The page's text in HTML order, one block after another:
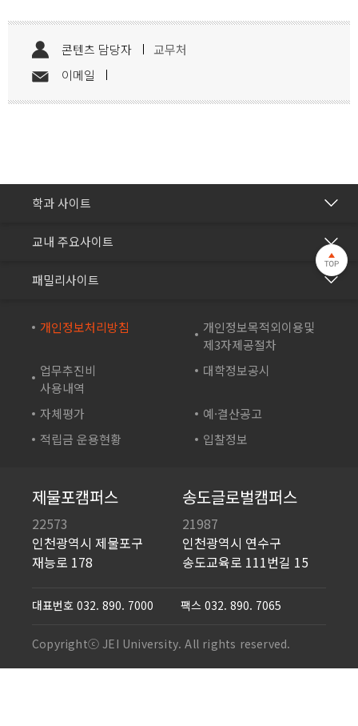
콘텐츠 담당자
교무처
이메일
개인정보처리방침
개인정보목적외이용및
제3자제공절차
업무추진비
사용내역
대학정보공시
자체평가
예·결산공고
적립금 운용현황
입찰정보
학과 사이트
바이오생명과
화장품학과
컴퓨터시스템과
컴퓨터소프트웨어학과
드론영상과
바이오테크과
게임아트디자인과
인테리어디자인과
시각디자인과
실용음악과
뷰티스타일리스트과
약손명가스킨케어과
사회복지과
교내 주요사이트
국제교류협력센터
산학협력단
성인학습지원센터
기숙사
평생직업교육포털
학생상담센터
학술정보관
패밀리사이트
재능교육연수원
재능TV
JEI 잉글리쉬 TV
재능인쇄
JEI플라츠
재능문화
산청율수원
재능고등학교
제물포캠퍼스
22573
인천광역시 제물포구
재능로 178
송도글로벌캠퍼스
21987
인천광역시 연수구
송도교육로 111번길 15
대표번호 032. 890. 7000 팩스 032. 890. 7065
Copyrightⓒ JEI University. All rights reserved.